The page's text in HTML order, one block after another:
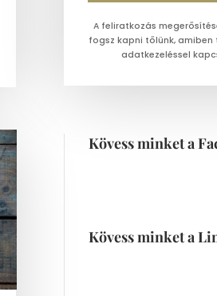
A feliratkozás
fogsz kapni tőlünk,
adatkezeléssel
Kövess minket a
Kövess minket a